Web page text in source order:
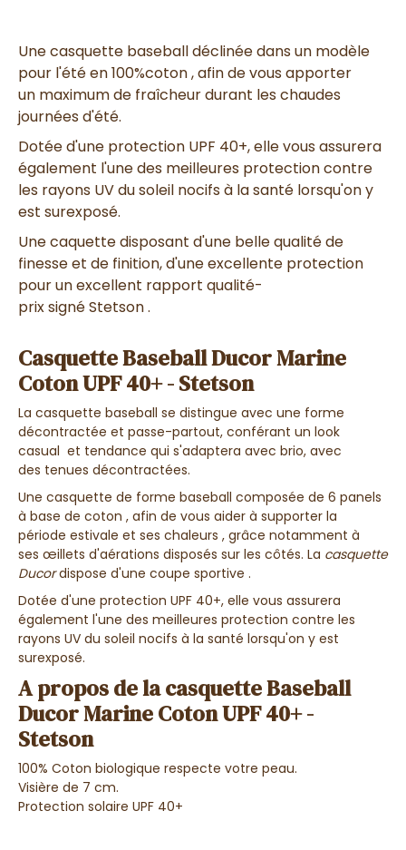
Unecasquette baseballdéclinée dans un modèle
pour l'étéen100%coton ,afin de vous apporter
un maximum de fraîcheurdurant les chaudes
journées d'été.
Dotée d'une protection UPF 40+, elle vous assurera
également l'une des meilleures protection contre
les rayons UVdu soleil nocifs à la santé lorsqu'on y
est surexposé.
Une caquette disposant d'une belle qualité de
finesse et de finition,d'uneexcellente protection
pour un excellent rapport qualité-
prixsigné Stetson .
Casquette Baseball Ducor Marine
Coton UPF 40+ - Stetson
La casquette baseball se distingue avec une forme
décontractée et passe-partout, conférant un look
casual et tendance qui s'adaptera avec brio, avec
des tenues décontractées.
Une casquette de forme baseball composée de 6 panels
à base de coton , afin de vous aider à supporter la
période estivale et ses chaleurs , grâce notamment à
ses œillets d'aérations disposés sur les côtés. La casquette
Ducordispose d'une coupe sportive .
Dotée d'une protection UPF 40+, elle vous assurera
également l'une des meilleures protection contre les
rayons UV du soleil nocifs à la santé lorsqu'on y est
surexposé.
A propos de la casquette Baseball
Ducor Marine Coton UPF 40+ -
Stetson
100% Coton biologique respecte votre peau.
Visière de 7 cm.
Protection solaire UPF 40+